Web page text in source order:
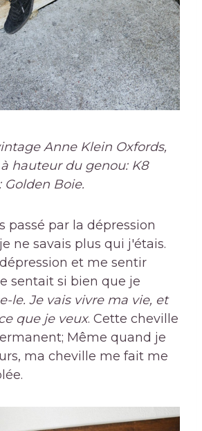
Anne Klein Oxfords,
hauteur du genou: K8
Golden Boie.
passé par la dépression
ne savais plus qui j'étais.
et me sentir
sentait si bien que je
le. Je vais vivre ma vie, et
que je veux. Cette cheville
Même quand je
ma cheville me fait me